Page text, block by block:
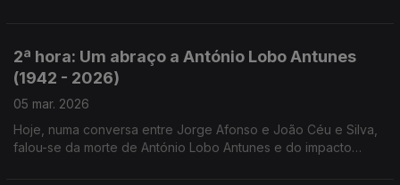
2ª hora: Um abraço a António Lobo Antunes
(1942 - 2026)
05 mar. 2026
Hoje, numa conversa entre Jorge Afonso e João Céu e Silva,
falou-se da morte de António Lobo Antunes e do impacto